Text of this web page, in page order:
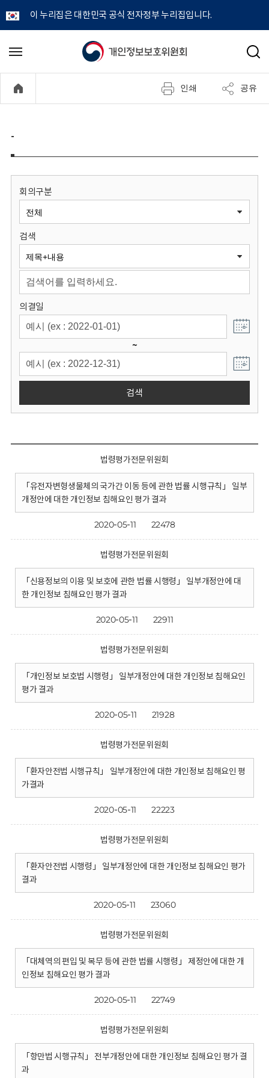
이 누리집은 대한민국 공식 전자정부 누리집입니다.
개
정
보
원
회
메
기
검
인쇄 공유
-
회의구분
검색
의결일
~
검색
법령평가전문위원회
「유전자변형생물체의 국가간 이동 등에 관한 법률 시행규칙」 일부
개정안에 대한 개인정보 침해요인 평가 결과
2020-05-11 22478
법령평가전문위원회
「신용정보의 이용 및 보호에 관한 법률 시행령」 일부개정안에 대
한 개인정보 침해요인 평가 결과
2020-05-11 22911
법령평가전문위원회
「개인정보 보호법 시행령」 일부개정안에 대한 개인정보 침해요인
평가 결과
2020-05-11 21928
법령평가전문위원회
「환자안전법 시행규칙」 일부개정안에 대한 개인정보 침해요인 평
가결과
2020-05-11 22223
법령평가전문위원회
「환자안전법 시행령」 일부개정안에 대한 개인정보 침해요인 평가
결과
2020-05-11 23060
법령평가전문위원회
「대체역의 편입 및 복무 등에 관한 법률 시행령」 제정안에 대한 개
인정보 침해요인 평가 결과
2020-05-11 22749
법령평가전문위원회
「항만법 시행규칙」 전부개정안에 대한 개인정보 침해요인 평가 결
과